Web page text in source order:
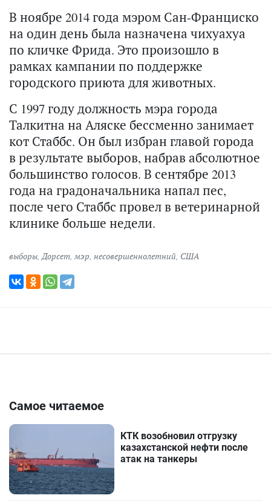
В ноябре 2014 года мэром Сан-Франциско
на один день была назначена чихуахуа
по кличке Фрида. Это произошло в
рамках кампании по поддержке
городского приюта для животных.
С 1997 году должность мэра города
Талкитна на Аляске бессменно занимает
кот Стаббс. Он был избран главой города
в результате выборов, набрав абсолютное
большинство голосов. В сентябре 2013
года на градоначальника напал пес,
после чего Стаббс провел в ветеринарной
клинике больше недели.
выборы,Дорсет,мэр, несовершеннолетний, США
Самое читаемое
КТК возобновил отгрузку
казахстанской нефти после
атак на танкеры